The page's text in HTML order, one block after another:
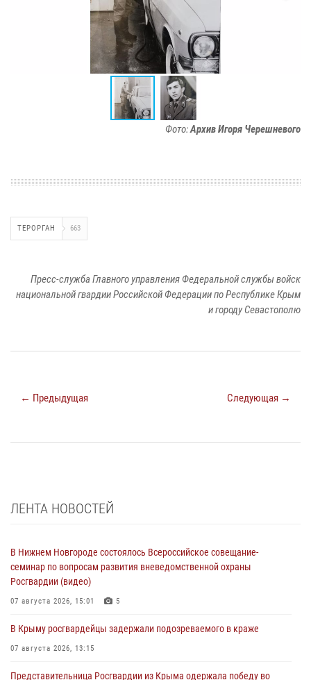
Фото:Архив Игоря Черешневого
ТЕРОРГАН 663
Пресс-служба Главного управления Федеральной службы войск
национальной гвардии Российской Федерации по Республике Крым
и городу Севастополю
← Предыдущая Следующая →
ЛЕНТА НОВОСТЕЙ
В Нижнем Новгороде состоялось Всероссийское совещание-
семинар по вопросам развития вневедомственной охраны
Росгвардии (видео)
07 августа 2026, 15:01 5
В Крыму росгвардейцы задержали подозреваемого в краже
07 августа 2026, 13:15
Представительница Росгвардии из Крыма одержала победу во